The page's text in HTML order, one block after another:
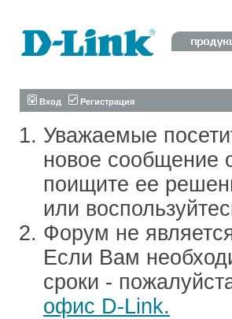
Вход Регистрация
Уважаемые
новое сообщение
поищите ее
или
Форум не
Если Вам
сроки -
офис D-Link.